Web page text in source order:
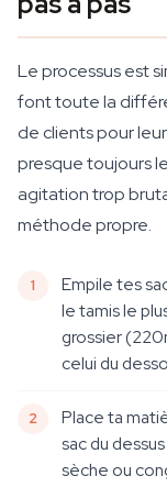
Le processus est
font toute la
de clients pour
presque toujours
agitation trop
méthode propre.
Empile tes
le tamis le
grossier
celui du
Place ta
sac du
sèche ou